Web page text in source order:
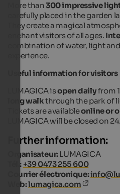
More than300 impressive
carefully placed in the garden
They create a magical
enchant visitors of all ages.
combination of water, light
experience.
Useful information for visitors
LUMAGICA isopen dailyfrom
long walkthrough the park of
Tickets are availableonline or
LUMAGICA will be closed on
Further information:
Organisateur:LUMAGICA
Tél.: +39 0473 255 600
Courrier électronique:
Web:lumagica.com